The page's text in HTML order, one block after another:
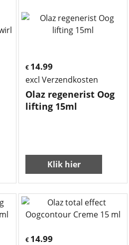
€ 14.99
excl Verzendkosten
Olaz regenerist Oog
lifting 15ml
Klik hier
€ 14.99